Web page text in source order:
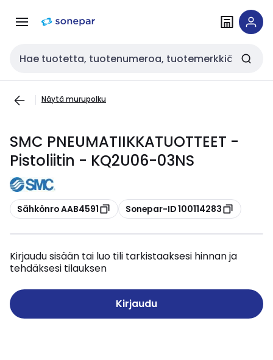
navigointiinsisältöön
Haku
Näytä murupolku
SMC PNEUMATIIKKATUOTTEET -
Pistoliitin - KQ2U06-03NS
Kopioi
Sähkönro AAB4591 Kopioi
Sonepar-ID 100114283
Kirjaudu sisään tai luo tili tarkistaaksesi hinnan ja
tehdäksesi tilauksen
Kirjaudu